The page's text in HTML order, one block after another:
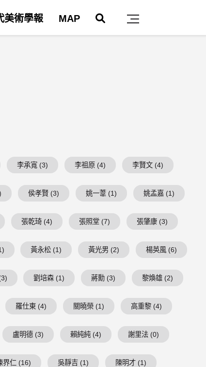
主選單
美術學報 MAP
李承寬 (3) 李祖原 (4) 李賢文 (4)
侯孝賢 (3) 姚一葦 (1) 姚孟嘉 (1)
張乾琦 (4) 張照堂 (7) 張肇康 (3)
黃永松 (1) 黃光男 (2) 楊英風 (6)
劉培森 (1) 蔣勳 (3) 黎煥雄 (2)
羅仕東 (4) 關曉榮 (1) 高重黎 (4)
盧明德 (3) 賴純純 (4) 謝里法 (0)
界仁 (16) 吳靜吉 (1) 陳明才 (1)